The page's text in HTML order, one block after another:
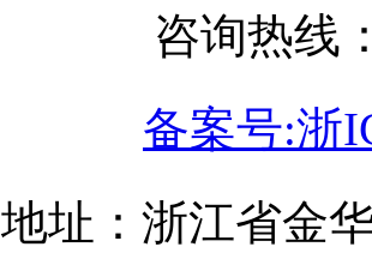
咨询热线
备案号:浙
地址：浙江省金